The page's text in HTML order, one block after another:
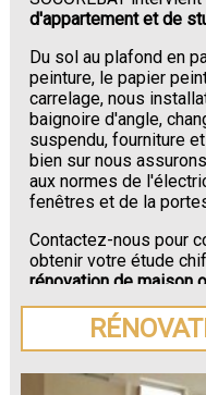
d'appartement et de
Du sol au plafond en
peinture, le papier
carrelage, nous
baignoire d'angle,
suspendu, fourniture
bien sur nous
aux normes de
fenêtres et de la
Contactez-nous pour
obtenir votre étude
rénovation de maison
Héloup.